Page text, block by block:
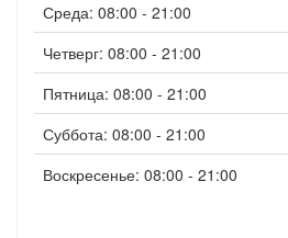
Среда: 08:00 - 21:00
Четверг: 08:00 - 21:00
Пятница: 08:00 - 21:00
Суббота: 08:00 - 21:00
Воскресенье: 08:00 - 21:00